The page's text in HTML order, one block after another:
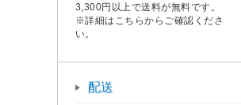
3,300円以上で送料が無料です。
※詳細はこちらからご確認くださ
い。
配送